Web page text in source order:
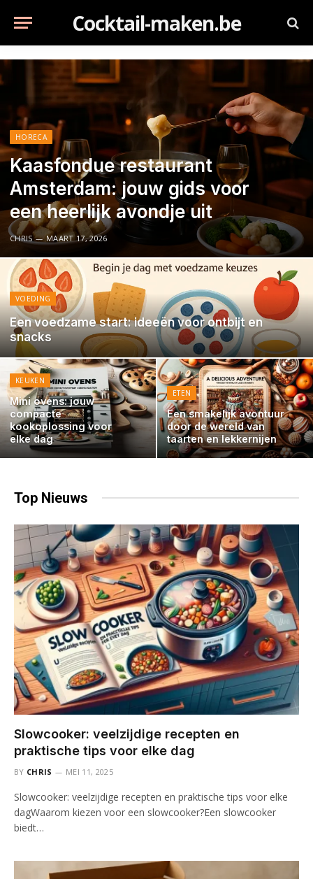
Cocktail-maken.be
HORECA
Kaasfondue restaurant
Amsterdam: jouw gids voor
een heerlijk avondje uit
CHRIS MAART 17, 2026
VOEDING
Een voedzame start: ideeën voor ontbijt en
snacks
KEUKEN
Mini ovens: jouw
compacte
kookoplossing voor
elke dag
ETEN
Een smakelijk avontuur
door de wereld van
taarten en lekkernijen
Top Nieuws
Slowcooker: veelzijdige recepten en
praktische tips voor elke dag
BY CHRIS MEI 11, 2025
Slowcooker: veelzijdige recepten en praktische tips voor elke
dagWaarom kiezen voor een slowcooker?Een slowcooker
biedt…